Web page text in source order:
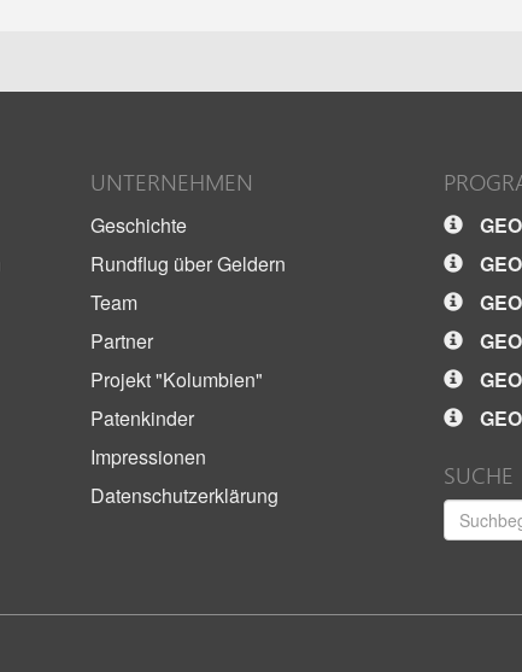
UNTERNEHMEN
Geschichte
Rundflug über Geldern
Team
Partner
Projekt "Kolumbien"
Patenkinder
Impressionen
Datenschutzerklärung
SUCHE